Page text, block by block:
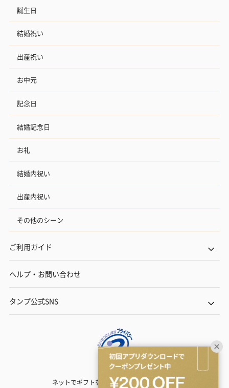
誕生日
結婚祝い
出産祝い
お中元
記念日
結婚記念日
お礼
結婚内祝い
出産内祝い
その他のシーン
ご利用ガイド
ヘルプ・お問い合わせ
タンプ公式SNS
ネットでギフトを贈るなら | TANP（タンプ）